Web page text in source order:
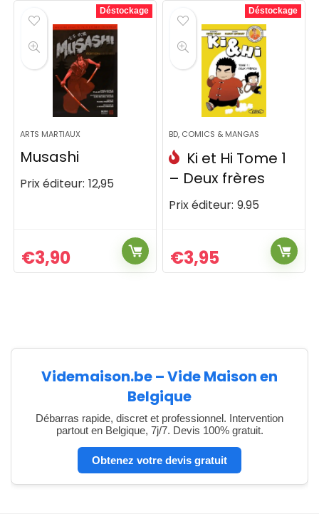
Déstockage
ARTS MARTIAUX
Musashi
Prix éditeur: 12,95
€3,90
Déstockage
BD, COMICS & MANGAS
Ki et Hi Tome 1
– Deux frères
Prix éditeur: 9.95
€3,95
Videmaison.be – Vide Maison en
Belgique
Débarras rapide, discret et professionnel. Intervention
partout en Belgique, 7j/7. Devis 100% gratuit.
Obtenez votre devis gratuit